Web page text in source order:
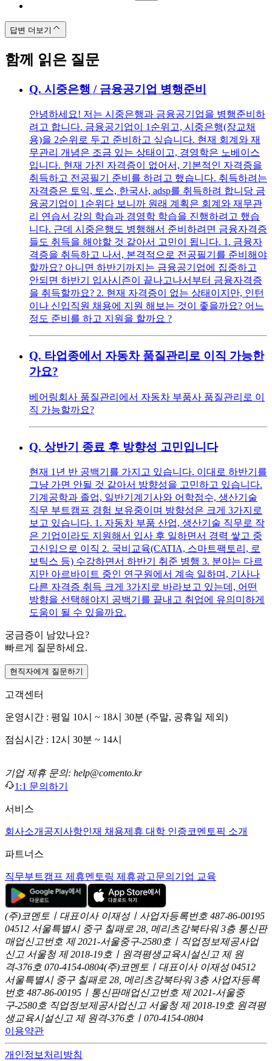
답변 더보기
함께 읽은 질문
Q. 시중은행 / 금융공기업 병행준비
안녕하세요! 저는 시중은행과 금융공기업을 병행준비하
려고 합니다. 금융공기업이 1순위고, 시중은행(장교채
용)을 2순위로 두고 준비하고 싶습니다. 현재 회계와 재
무관리 개념은 조금 있는 상태이고, 경영학은 노베이스
입니다. 현재 가진 자격증이 없어서, 기본적인 자격증을
취득하고 전공필기 준비를 하려고 했습니다. 취득하려는
자격증은 토익, 토스, 한국사, adsp를 취득하려 합니당 금
융공기업이 1순위다 보니까 원래 계획은 회계와 재무관
리 연습서 강의 학습과 경영학 학습을 진행하려고 했습
니다. 근데 시중은행도 병행해서 준비하려면 금융자격증
들도 취득을 해야할 것 같아서 고민이 됩니다. 1. 금융자
격증을 취득하고 나서, 본격적으로 전공필기를 준비해야
할까요? 아니면 하반기까지는 금융공기업에 집중하고
안되면 하반기 입사시즌이 끝나고나서부터 금융자격증
을 취득할까요? 2. 현재 자격증이 없는 상태이지만, 인턴
이나 신입직원 채용에 지원 해보는 것이 좋을까요? 어느
정도 준비를 하고 지원을 할까요 ?
Q. 타업종에서 자동차 품질관리로 이직 가능한
가요?
베어링회사 품질관리에서 자동차 부품사 품질관리로 이
직 가능할까요?
Q. 상반기 종료 후 방향성 고민입니다
현재 1년 반 공백기를 가지고 있습니다. 이대로 하반기를
그냥 가면 안될 것 같아서 방향성을 고민하고 있습니다.
기계공학과 졸업, 일반기계기사와 어학점수, 생산기술
직무 부트캠프 경험 보유중이며 방향성은 크게 3가지로
보고 있습니다. 1. 자동차 부품 산업, 생산기술 직무로 작
은 기업이라도 지원해서 입사 후 일하면서 경력 쌓고 중
고신입으로 이직 2. 국비교육(CATIA, 스마트팩토리, 로
보틱스 등) 수강하면서 하반기 취준 병행 3. 분야는 다르
지만 아르바이트 중인 연구원에서 계속 일하며, 기사나
다른 자격증 취득 크게 3가지로 바라보고 있는데, 어떤
방향을 선택해야지 공백기를 끝내고 취업에 유의미하게
도움이 될 수 있을까요.
궁금증이 남았나요?
빠르게 질문하세요.
현직자에게 질문하기
고객센터
운영시간 : 평일 10시 ~ 18시 30분 (주말, 공휴일 제외)
점심시간 : 12시 30분 ~ 14시
기업 제휴 문의: help@comento.kr
1:1 문의하기
서비스
회사소개 공지사항인재 채용제휴 대학 인증코멘토픽 소개
파트너스
직무부트캠프 제휴멘토링 제휴광고문의 기업 교육
(주)코멘토ㅣ대표이사 이재성ㅣ사업자등록번호 487-86-00195
04512 서울특별시 중구 칠패로 28, 메리츠강북타워 3층 통신판
매업신고번호 제 2021-서울중구-2580호ㅣ직업정보제공사업
신고 서울청 제 2018-19호ㅣ원격평생교육시설신고 제 원
격-376호 070-4154-0804(주)코멘토ㅣ대표이사 이재성 04512
서울특별시 중구 칠패로 28, 메리츠강북타워 3층 사업자등록
번호 487-86-00195ㅣ통신판매업신고번호 제 2021-서울중
구-2580호 직업정보제공사업신고 서울청 제 2018-19호 원격평
생교육시설신고 제 원격-376호ㅣ070-4154-0804
이용약관
개인정보처리방침